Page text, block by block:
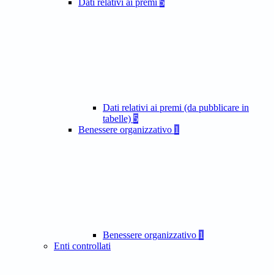
Dati relativi ai premi 5
Dati relativi ai premi (da pubblicare in
tabelle) 5
Benessere organizzativo 1
Benessere organizzativo 1
Enti controllati